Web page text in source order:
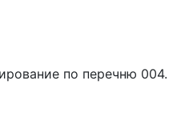
по перечню 004.